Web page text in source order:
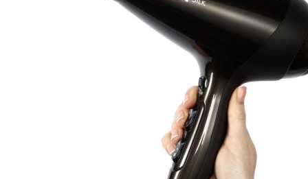
experiencia web
tipos de cookies.
las cookies que se
los servicios que
Cookies
cookies
administrar tu
presentación del
existencia de